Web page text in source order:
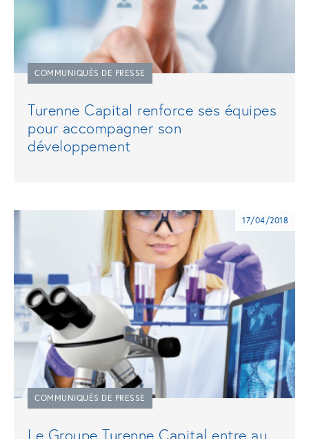
COMMUNIQUÉS DE PRESSE
Turenne Capital renforce ses équipes
pour accompagner son
développement
17/04/2018
COMMUNIQUÉS DE PRESSE
Le Groupe Turenne Capital entre au